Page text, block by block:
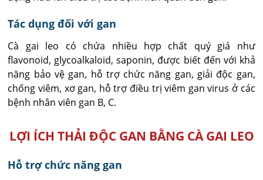
Tác dụng đối với gan
Cà gai leo có chứa nhiều hợp chất quý giá như
flavonoid, glycoalkaloid, saponin, được biết đến với khả
năng bảo vệ gan, hỗ trợ chức năng gan, giải độc gan,
chống viêm, xơ gan, hỗ trợ điều trị viêm gan virus ở các
bệnh nhân viên gan B, C.
LỢI ÍCH THẢI ĐỘC GAN BẰNG CÀ GAI LEO
Hỗ trợ chức năng gan